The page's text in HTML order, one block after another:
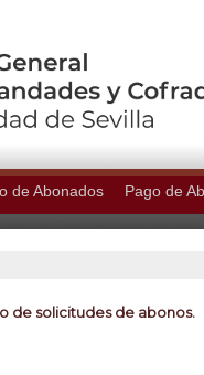
de Abonados Pago de
de solicitudes de abonos.